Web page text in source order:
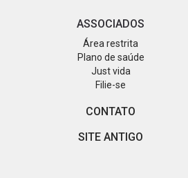
ASSOCIADOS
Área restrita
Plano de saúde
Just vida
Filie-se
CONTATO
SITE ANTIGO